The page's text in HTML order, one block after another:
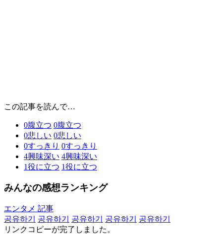
この記事を読んで…
0腹立つ 0腹立つ
0悲しい 0悲しい
0すっきり 0すっきり
4興味深い 4興味深い
1役に立つ 1役に立つ
みんなの感想ランキング
エンタメ 記事
공유하기
공유하기 공유하기 공유하기
공유하기
リンクコピーが完了しました。